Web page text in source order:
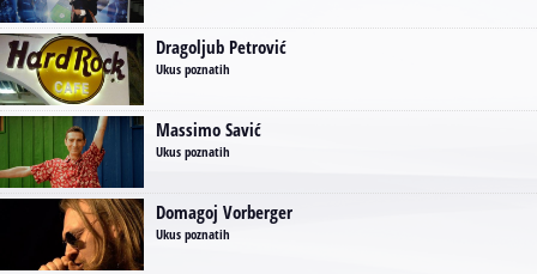
Dragoljub Petrović
Ukus poznatih
Massimo Savić
Ukus poznatih
Domagoj Vorberger
Ukus poznatih